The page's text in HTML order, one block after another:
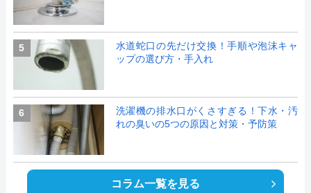
5
水道蛇口の先だけ交換！手順や泡沫キャ
ップの選び方・手入れ
6
洗濯機の排水口がくさすぎる！下水・汚
れの臭いの5つの原因と対策・予防策
コラム一覧を見る